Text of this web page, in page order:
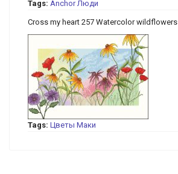
Tags: Anchor Люди
Cross my heart 257 Watercolor wildflowers
Tags: Цветы Маки